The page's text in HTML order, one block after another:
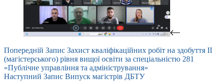
Попередній Запис Захист кваліфікаційних робіт на здобуття II
(магістерського) рівня вищої освіти за спеціальністю 281
«Публічне управління та адміністрування»
Наступний Запис Випуск магістрів ДБТУ